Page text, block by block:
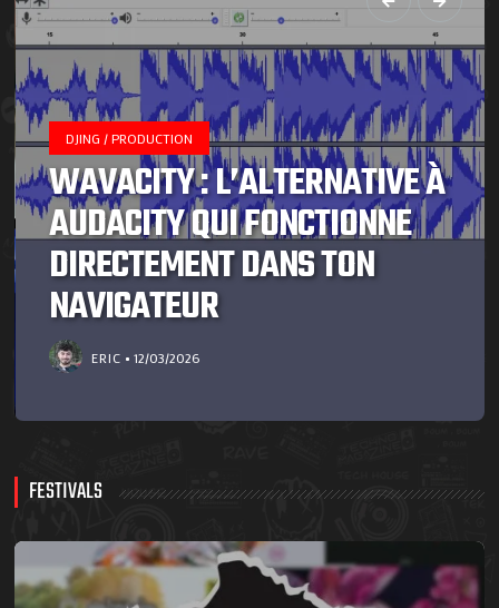
DJING / PRODUCTION
WAVACITY : L’ALTERNATIVE À
AUDACITY QUI FONCTIONNE
DIRECTEMENT DANS TON
NAVIGATEUR
ERIC 12/03/2026
FESTIVALS